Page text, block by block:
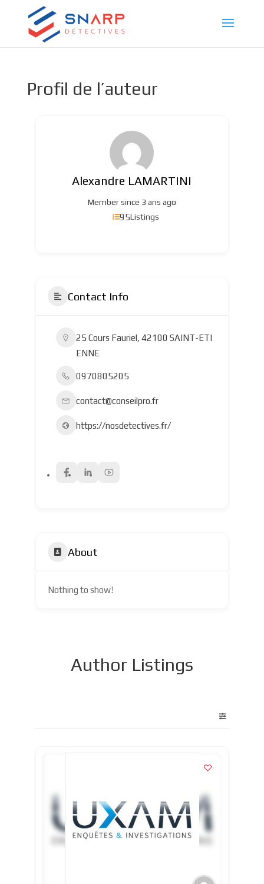
Profil de l’auteur
Alexandre LAMARTINI
Member since 3 ans ago
95Listings
Contact Info
25 Cours Fauriel, 42100 SAINT-ETI
ENNE
0970805205
contact@conseilpro.fr
https://nosdetectives.fr/
About
Nothing to show!
Author Listings